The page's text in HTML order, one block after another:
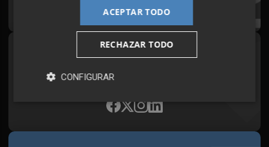
Síguenos en redes
Plaza Podcast, desde cualquier medio
ACEPTAR TODO
RECHAZAR TODO
CONFIGURAR